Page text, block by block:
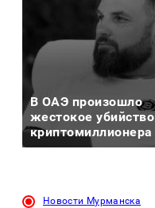
В ОАЭ произошло
жестокое убийство
криптомиллионера
Новости Мурманска